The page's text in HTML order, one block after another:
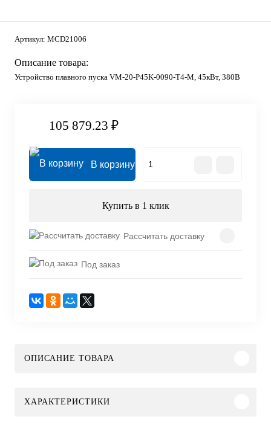
Артикул: MCD21006
Описание товара:
Устройство плавного пуска VM-20-P45K-0090-T4-M, 45кВт, 380В
105 879.23 ₽
В корзину
Купить в 1 клик
Рассчитать доставку
Под заказ
ОПИСАНИЕ ТОВАРА
ХАРАКТЕРИСТИКИ